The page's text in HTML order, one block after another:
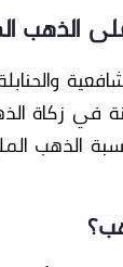
الذهب
في زكاة
الذهب